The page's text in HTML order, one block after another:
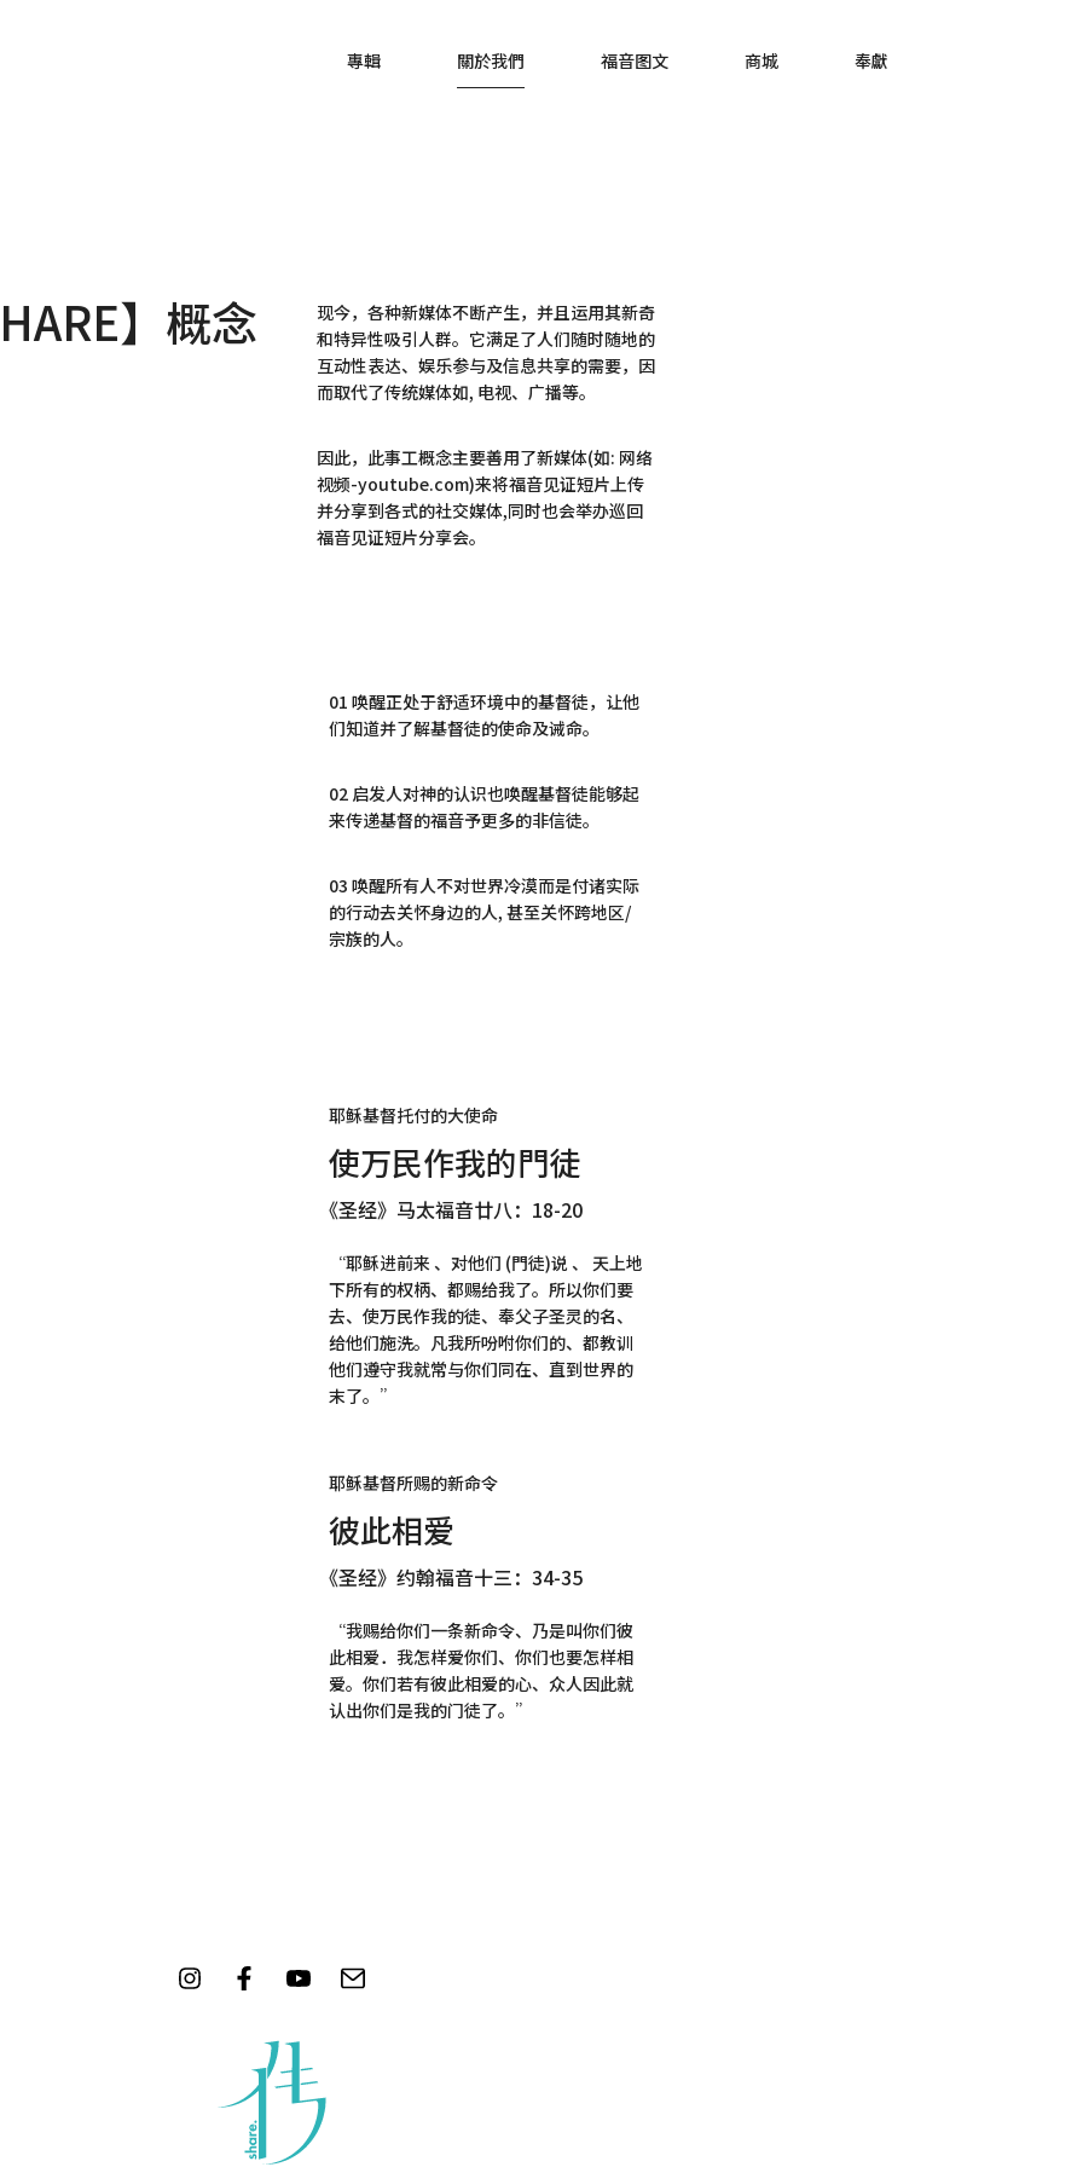
專輯 關於我們 福音图文 商城 奉獻
】概念
现今，各种新媒体不断产生，并且运用其新奇
和特异性吸引人群。它满足了人们随时随地的
互动性表达、娱乐参与及信息共享的需要，因
而取代了传统媒体如, 电视、广播等。
因此，此事工概念主要善用了新媒体(如: 网络
视频-youtube.com)来将福音见证短片上传
并分享到各式的社交媒体,同时也会举办巡回
福音见证短片分享会。
01 唤醒正处于舒适环境中的基督徒，让他
们知道并了解基督徒的使命及诫命。
02 启发人对神的认识也唤醒基督徒能够起
来传递基督的福音予更多的非信徒。
03 唤醒所有人不对世界冷漠而是付诸实际
的行动去关怀身边的人, 甚至关怀跨地区/
宗族的人。
耶稣基督托付的大使命
使万民作我的門徒
《圣经》马太福音廿八：18-20
“耶稣进前来 、对他们 (門徒)说 、 天上地
下所有的权柄、都赐给我了。所以你们要
去、使万民作我的徒、奉父子圣灵的名、
给他们施洗。凡我所吩咐你们的、都教训
他们遵守我就常与你们同在、直到世界的
末了。”
耶稣基督所赐的新命令
彼此相爱
《圣经》约翰福音十三：34-35
“我赐给你们一条新命令、乃是叫你们彼
此相爱．我怎样爱你们、你们也要怎样相
爱。你们若有彼此相爱的心、众人因此就
认出你们是我的门徒了。”